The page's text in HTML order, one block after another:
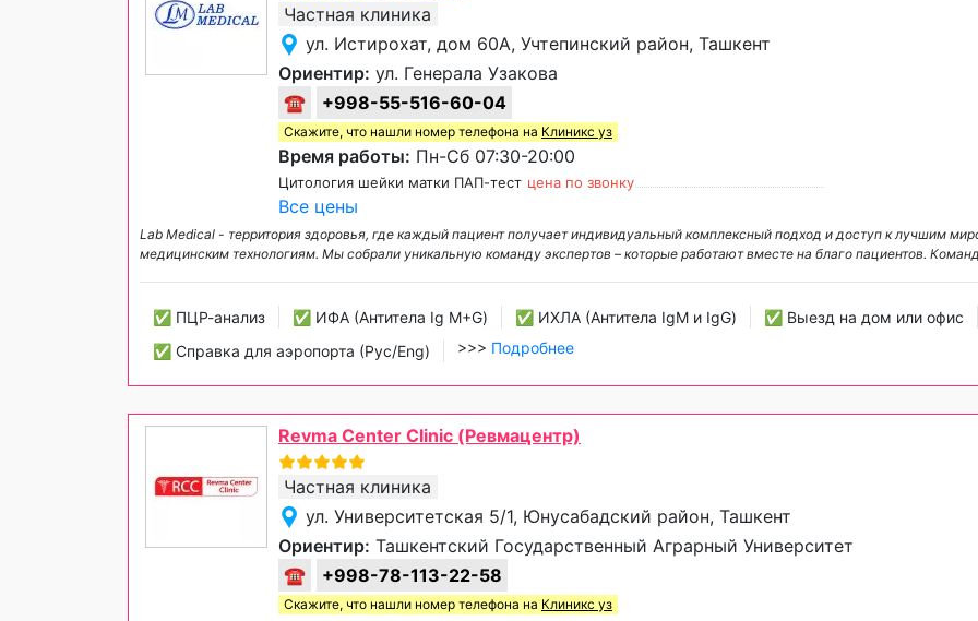
Частная клиника
ул. Истирохат, дом 60А, Учтепинский район, Ташкент
Ориентир: ул. Генерала Узакова
☎
+998-55-516-60-04
Скажите, что нашли номер телефона на Клиникс уз
Время работы: Пн-Сб 07:30-20:00
Цитология шейки матки ПАП-тест цена по звонку
Все цены
Lab Medical - территория здоровья, где каждый пациент получает индивидуальный комплексный подход и доступ к лучшим
медицинским технологиям. Мы собрали уникальную команду экспертов – которые работают вместе на благо пациентов.
✅ ПЦР-анализ ✅ ИФА (Антитела Ig М+G) ✅ ИХЛА (Антитела IgM и IgG)
✅ Выезд на дом или офис
✅ Справка для аэропорта (Рус/Eng)
>>> Подробнее
Revma Center Clinic (Ревмацентр)
Частная клиника
ул. Университетская 5/1, Юнусабадский район, Ташкент
Ориентир: Ташкентский Государственный Аграрный Университет
☎
+998-78-113-22-58
Скажите, что нашли номер телефона на Клиникс уз